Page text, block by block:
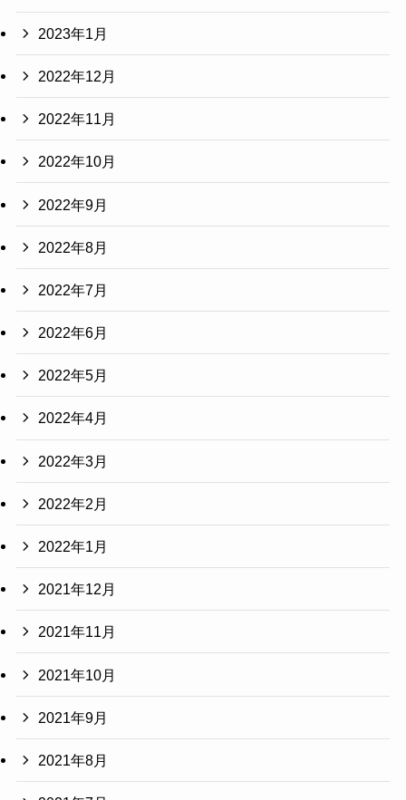
2023年1月
2022年12月
2022年11月
2022年10月
2022年9月
2022年8月
2022年7月
2022年6月
2022年5月
2022年4月
2022年3月
2022年2月
2022年1月
2021年12月
2021年11月
2021年10月
2021年9月
2021年8月